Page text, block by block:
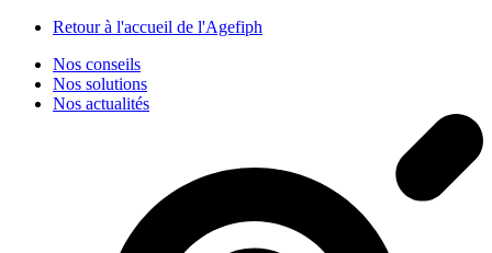
Retour à l'accueil de l'Agefiph
Nos conseils
Nos solutions
Nos actualités